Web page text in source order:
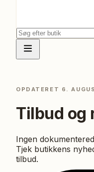
OPDATERET 6.
Tilbud og
Ingen
Tjek butikkens
tilbud.